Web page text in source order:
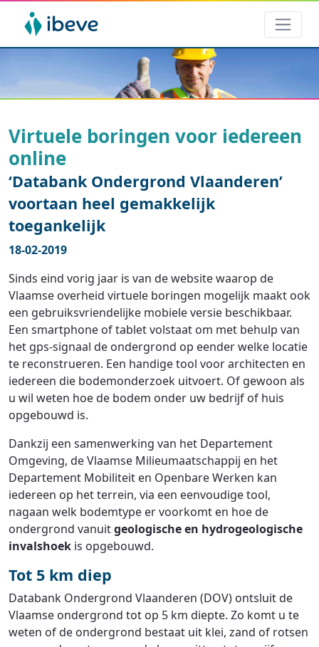
Virtuele boringen voor iedereen
online
‘Databank Ondergrond Vlaanderen’
voortaan heel gemakkelijk
toegankelijk
18-02-2019
Sinds eind vorig jaar is van de website waarop de
Vlaamse overheid virtuele boringen mogelijk maakt ook
een gebruiksvriendelijke mobiele versie beschikbaar.
Een smartphone of tablet volstaat om met behulp van
het gps-signaal de ondergrond op eender welke locatie
te reconstrueren. Een handige tool voor architecten en
iedereen die bodemonderzoek uitvoert. Of gewoon als
u wil weten hoe de bodem onder uw bedrijf of huis
opgebouwd is.
Dankzij een samenwerking van het Departement
Omgeving, de Vlaamse Milieumaatschappij en het
Departement Mobiliteit en Openbare Werken kan
iedereen op het terrein, via een eenvoudige tool,
nagaan welk bodemtype er voorkomt en hoe de
ondergrond vanuitgeologische en hydrogeologische
invalshoek is opgebouwd.
Tot 5 km diep
Databank Ondergrond Vlaanderen (DOV) ontsluit de
Vlaamse ondergrond tot op 5 km diepte. Zo komt u te
weten of de ondergrond bestaat uit klei, zand of rotsen